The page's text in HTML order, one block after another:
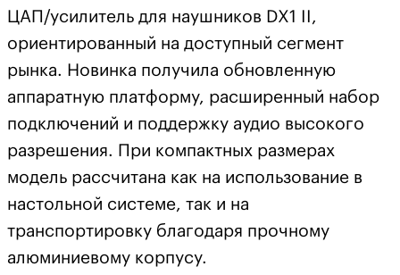
ЦАП/усилитель для наушников DX1 II,
ориентированный на доступный сегмент
рынка. Новинка получила обновленную
аппаратную платформу, расширенный набор
подключений и поддержку аудио высокого
разрешения. При компактных размерах
модель рассчитана как на использование в
настольной системе, так и на
транспортировку благодаря прочному
алюминиевому корпусу.